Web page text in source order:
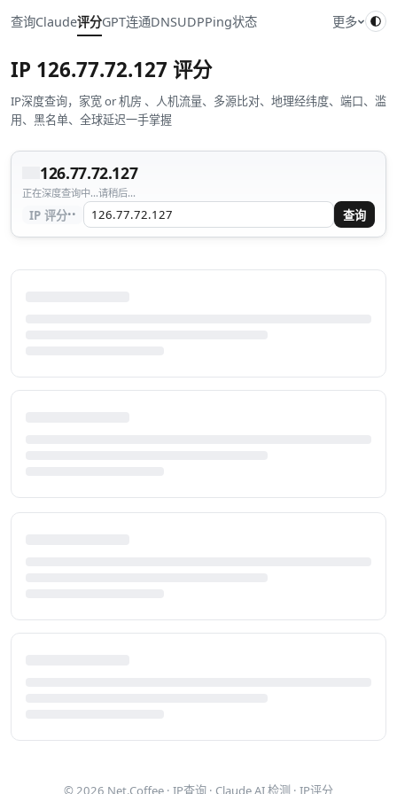
查询Claude评分GPT连通DNSUDPPing状态 更多
IP 126.77.72.127 评分
IP深度查询，家宽 or 机房 、人机流量、多源比对、地理经纬度、端口、滥
用、黑名单、全球延迟一手掌握
126.77.72.127
正在深度查询中...请稍后...
IP 评分·· 查询
© 2026 Net.Coffee · IP查询 · Claude AI 检测 · IP评分